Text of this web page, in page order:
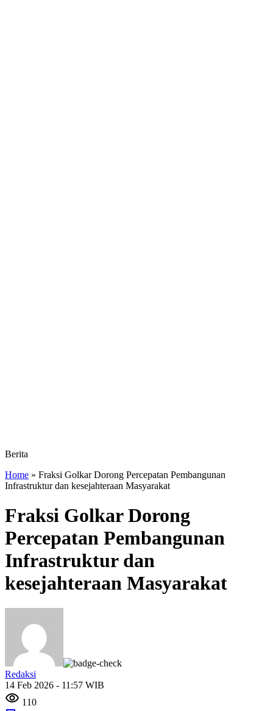
Berita
Home » Fraksi Golkar Dorong Percepatan Pembangunan
Infrastruktur dan kesejahteraan Masyarakat
Fraksi Golkar Dorong
Percepatan Pembangunan
Infrastruktur dan
kesejahteraan Masyarakat
Redaksi
14 Feb 2026 - 11:57 WIB
110